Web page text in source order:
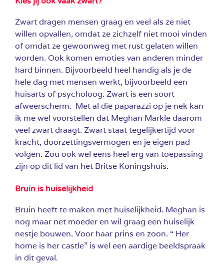
Zwart dragen mensen graag en veel als ze niet
willen opvallen, omdat ze zichzelf niet mooi vinden
of omdat ze gewoonweg met rust gelaten willen
worden. Ook komen emoties van anderen minder
hard binnen. Bijvoorbeeld heel handig als je de
hele dag met mensen werkt, bijvoorbeeld een
huisarts of psycholoog. Zwart is een soort
afweerscherm. Met al die paparazzi op je nek kan
ik me wel voorstellen dat Meghan Markle daarom
veel zwart draagt. Zwart staat tegelijkertijd voor
kracht, doorzettingsvermogen en je eigen pad
volgen. Zou ook wel eens heel erg van toepassing
zijn op dit lid van het Britse Koningshuis.
Bruin is huiselijkheid
Bruin heeft te maken met huiselijkheid. Meghan is
nog maar net moeder en wil graag een huiselijk
nestje bouwen. Voor haar prins en zoon. “ Her
home is hercastle” is wel een aardige beeldspraak
in dit geval.